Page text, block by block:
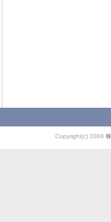
Copyright(c) 2008